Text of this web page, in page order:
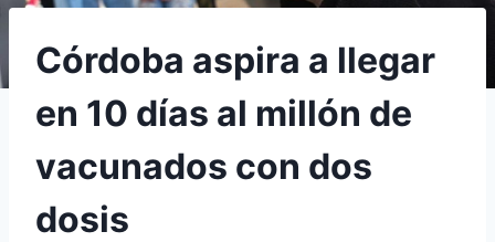
Córdoba aspira a llegar
en 10 días al millón de
vacunados con dos
dosis